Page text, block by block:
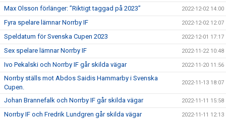
Max Olsson förlänger: ”Riktigt taggad på 2023” 2022-12-02 14:00
Fyra spelare lämnar Norrby IF 2022-12-02 12:07
Speldatum för Svenska Cupen 2023 2022-12-01 17:17
Sex spelare lämnar Norrby IF 2022-11-22 10:48
Ivo Pekalski och Norrby IF går skilda vägar 2022-11-20 11:56
Norrby ställs mot Abdos Saidis Hammarby i Svenska
Cupen.
2022-11-13 18:07
Johan Brannefalk och Norrby IF går skilda vägar 2022-11-11 15:58
Norrby IF och Fredrik Lundgren går skilda vägar 2022-11-11 12:13